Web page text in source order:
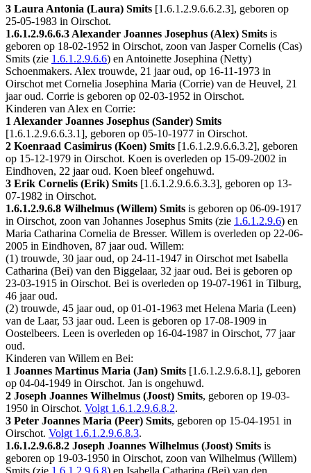
3 Laura Antonia (Laura) Smits [1.6.1.2.9.6.6.2.3], geboren op
25-05-1983 in Oirschot.
1.6.1.2.9.6.6.3 Alexander Joannes Josephus (Alex) Smits is
geboren op 18-02-1952 in Oirschot, zoon van Jasper Cornelis (Cas)
Smits (zie 1.6.1.2.9.6.6) en Antoinette Josephina (Netty)
Schoenmakers. Alex trouwde, 21 jaar oud, op 16-11-1973 in
Oirschot met Cornelia Josephina Maria (Corrie) van de Heuvel, 21
jaar oud. Corrie is geboren op 02-03-1952 in Oirschot.
Kinderen van Alex en Corrie:
1 Alexander Joannes Josephus (Sander) Smits
[1.6.1.2.9.6.6.3.1], geboren op 05-10-1977 in Oirschot.
2 Koenraad Casimirus (Koen) Smits [1.6.1.2.9.6.6.3.2], geboren
op 15-12-1979 in Oirschot. Koen is overleden op 15-09-2002 in
Eindhoven, 22 jaar oud. Koen bleef ongehuwd.
3 Erik Cornelis (Erik) Smits [1.6.1.2.9.6.6.3.3], geboren op 13-
07-1982 in Oirschot.
1.6.1.2.9.6.8 Wilhelmus (Willem) Smits is geboren op 06-09-1917
in Oirschot, zoon van Johannes Josephus Smits (zie 1.6.1.2.9.6) en
Maria Catharina Cornelia de Bresser. Willem is overleden op 22-06-
2005 in Eindhoven, 87 jaar oud. Willem:
(1) trouwde, 30 jaar oud, op 24-11-1947 in Oirschot met Isabella
Catharina (Bei) van den Biggelaar, 32 jaar oud. Bei is geboren op
23-03-1915 in Oirschot. Bei is overleden op 19-07-1961 in Tilburg,
46 jaar oud.
(2) trouwde, 45 jaar oud, op 01-01-1963 met Helena Maria (Leen)
van de Laar, 53 jaar oud. Leen is geboren op 17-08-1909 in
Oostelbeers. Leen is overleden op 16-04-1987 in Oirschot, 77 jaar
oud.
Kinderen van Willem en Bei:
1 Joannes Martinus Maria (Jan) Smits [1.6.1.2.9.6.8.1], geboren
op 04-04-1949 in Oirschot. Jan is ongehuwd.
2 Joseph Joannes Wilhelmus (Joost) Smits, geboren op 19-03-
1950 in Oirschot. Volgt 1.6.1.2.9.6.8.2.
3 Peter Joannes Maria (Peer) Smits, geboren op 15-04-1951 in
Oirschot. Volgt 1.6.1.2.9.6.8.3.
1.6.1.2.9.6.8.2 Joseph Joannes Wilhelmus (Joost) Smits is
geboren op 19-03-1950 in Oirschot, zoon van Wilhelmus (Willem)
Smits (zie 1.6.1.2.9.6.8) en Isabella Catharina (Bei) van den